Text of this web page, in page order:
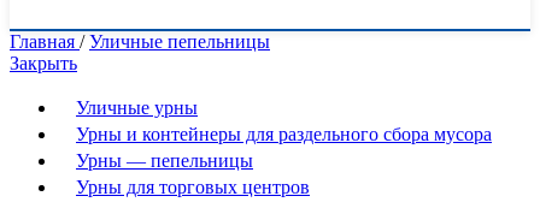
Главная / Уличные пепельницы
Закрыть
Уличные урны
Урны и контейнеры для раздельного сбора мусора
Урны — пепельницы
Урны для торговых центров